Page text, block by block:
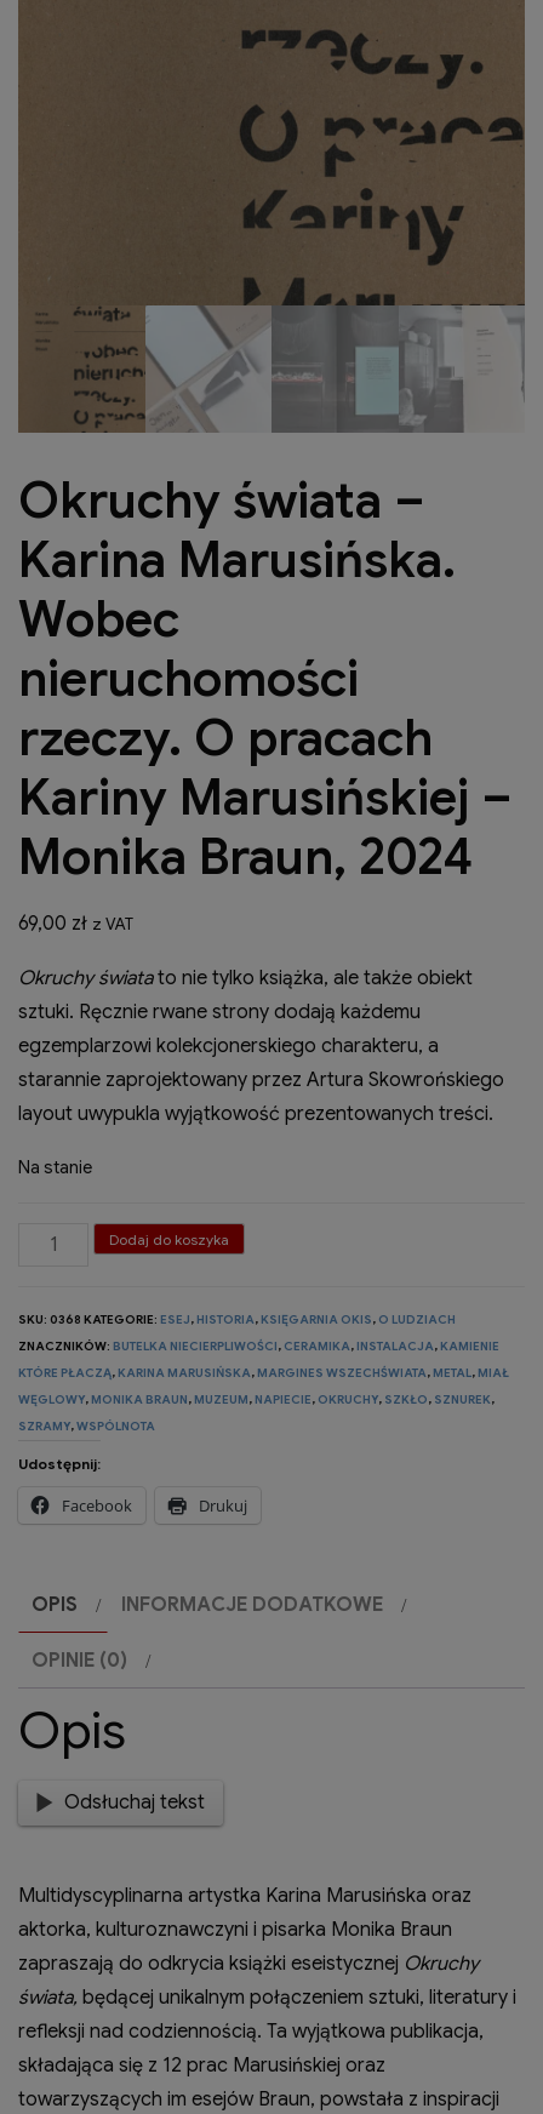
Okruchy świata –
Karina Marusińska.
Wobec
nieruchomości
rzeczy. O pracach
Kariny Marusińskiej –
Monika Braun, 2024
69,00 zł z VAT
Okruchy światato nie tylko książka, ale także obiekt
sztuki. Ręcznie rwane strony dodają każdemu
egzemplarzowi kolekcjonerskiego charakteru, a
starannie zaprojektowany przez Artura Skowrońskiego
layout uwypukla wyjątkowość prezentowanych treści.
Na stanie
ilość
-
Karina
Marusińska.
nieruchomości
rzeczy.
Kariny
Marusińskiej
Monika
Braun,
Dodaj do koszyka
SKU: 0368 KATEGORIE: ESEJ, HISTORIA, KSIĘGARNIA OKIS, O LUDZIACH
ZNACZNIKÓW: BUTELKA NIECIERPLIWOŚCI, CERAMIKA, INSTALACJA, KAMIENIE
KTÓRE PŁACZĄ, KARINA MARUSIŃSKA, MARGINES WSZECHŚWIATA, METAL , MIAŁ
WĘGLOWY, MONIKA BRAUN, MUZEUM, NAPIECIE, OKRUCHY, SZKŁO, SZNUREK,
SZRAMY,WSPÓLNOTA
Udostępnij:
Facebook Drukuj
OPIS INFORMACJE DODATKOWE
OPINIE (0)
Opis
Odsłuchaj tekst
Multidyscyplinarna artystka Karina Marusińska oraz
aktorka, kulturoznawczyni i pisarka Monika Braun
zapraszają do odkrycia książki eseistycznej Okruchy
świata, będącej unikalnym połączeniem sztuki, literatury i
refleksji nad codziennością. Ta wyjątkowa publikacja,
składająca się z 12 prac Marusińskiej oraz
towarzyszących im esejów Braun, powstała z inspiracji